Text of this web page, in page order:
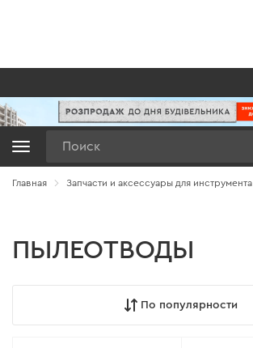
Главная Запчасти и аксессуары для инструмента
ПЫЛЕОТВОДЫ
По популярности